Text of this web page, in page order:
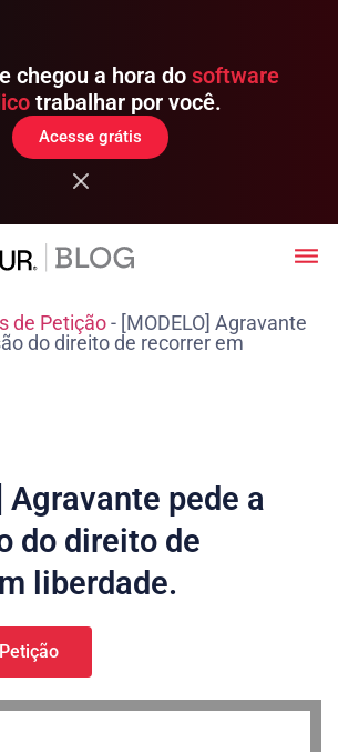
chegou a hora do software
trabalhar por você.
Acesse grátis
de Petição- [MODELO] Agravante
do direito de recorrer em
Agravante pede a
do direito de
liberdade.